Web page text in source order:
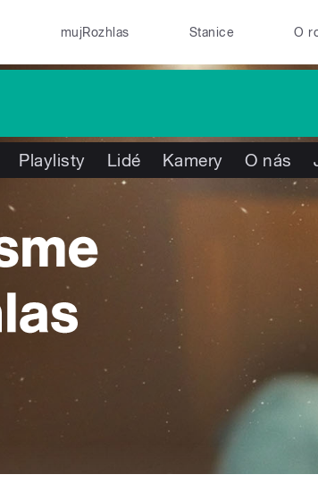
mujRozhlas Stanice O
Playlisty Lidé Kamery O nás